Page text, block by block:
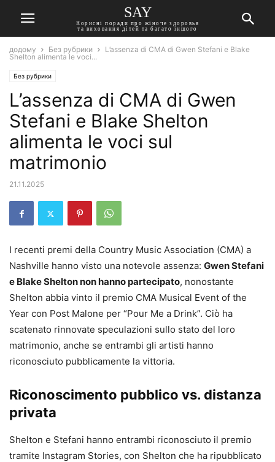
SAY
Корисні поради про жіноче здоровья
та виховання дітей та багато іншого
додому Без рубрики
L’assenza di CMA di Gwen Stefani e Blake
Shelton alimenta le voci...
Без рубрики
L’assenza di CMA di Gwen
Stefani e Blake Shelton
alimenta le voci sul
matrimonio
21.11.2025
I recenti premi della Country Music Association (CMA) a
Nashville hanno visto una notevole assenza: Gwen Stefani
e Blake Shelton non hanno partecipato, nonostante
Shelton abbia vinto il premio CMA Musical Event of the
Year con Post Malone per “Pour Me a Drink”. Ciò ha
scatenato rinnovate speculazioni sullo stato del loro
matrimonio, anche se entrambi gli artisti hanno
riconosciuto pubblicamente la vittoria.
Riconoscimento pubblico vs. distanza
privata
Shelton e Stefani hanno entrambi riconosciuto il premio
tramite Instagram Stories, con Shelton che ha ripubblicato